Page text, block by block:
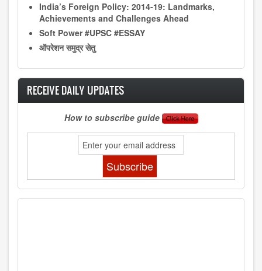
India’s Foreign Policy: 2014-19: Landmarks,
Achievements and Challenges Ahead
Soft Power #UPSC #ESSAY
ऑपरेशन समुद्र सेतु
RECEIVE DAILY UPDATES
How to subscribe guide